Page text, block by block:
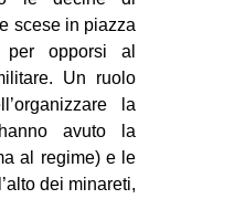
scese in piazza
opporsi al
Un ruolo
la
avuto la
al regime) e le
dei minareti,